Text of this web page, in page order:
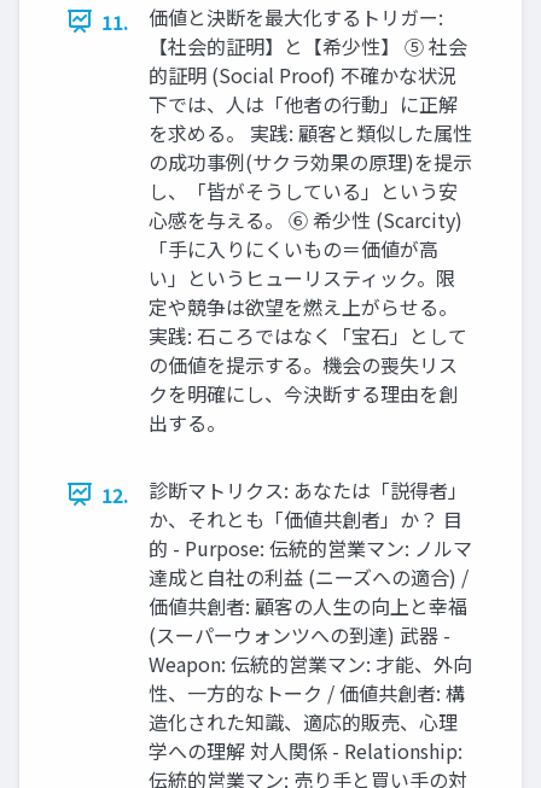
11.
価値と決断を最大化するトリガー:
【社会的証明】と【希少性】 ⑤ 社会
的証明 (Social Proof) 不確かな状況
下では、人は「他者の行動」に正解
を求める。 実践: 顧客と類似した属性
の成功事例(サクラ効果の原理)を提示
し、「皆がそうしている」という安
心感を与える。 ⑥ 希少性 (Scarcity)
「手に入りにくいもの＝価値が高
い」というヒューリスティック。限
定や競争は欲望を燃え上がらせる。
実践: 石ころではなく「宝石」として
の価値を提示する。機会の喪失リス
クを明確にし、今決断する理由を創
出する。
12.
診断マトリクス: あなたは「説得者」
か、それとも「価値共創者」か？ 目
的 - Purpose: 伝統的営業マン: ノルマ
達成と自社の利益 (ニーズへの適合) /
価値共創者: 顧客の人生の向上と幸福
(スーパーウォンツへの到達) 武器 -
Weapon: 伝統的営業マン: 才能、外向
性、一方的なトーク / 価値共創者: 構
造化された知識、適応的販売、心理
学への理解 対人関係 - Relationship:
伝統的営業マン: 売り手と買い手の対